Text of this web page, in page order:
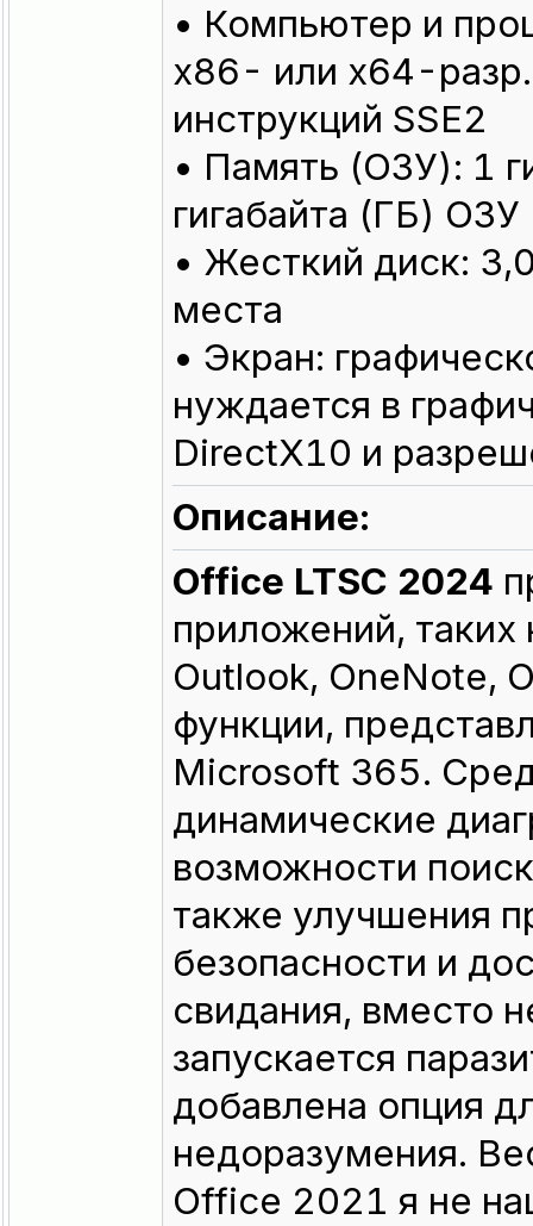
• Компьютер и
x86- или x64-
инструкций SSE2
• Память (ОЗУ): 1
гигабайта (ГБ)
• Жесткий диск:
места
• Экран:
нуждается в
DirectX10 и
Описание:
Office LTSC 2024
приложений, таких
Outlook, OneNote,
функции,
Microsoft 365.
динамические
возможности
также улучшения
безопасности и
свидания, вместо
запускается
добавлена опция
недоразумения.
Office 2021 я не